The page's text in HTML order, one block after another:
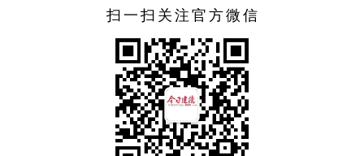
现在，盛销农业每天要向杭州市场供应超1万份的健康
一道工序都经过严格把控。”杭州盛销农业开发有限公司总经
理周晓红介绍，这些健康餐主要供应杭州的自营门店和健身
房，针对健身人士的需求定制，热量、营养配比都经过专业
除了健身房定制的19.9健康餐，其它在售的套餐可以直接
扫一扫关注官方微信